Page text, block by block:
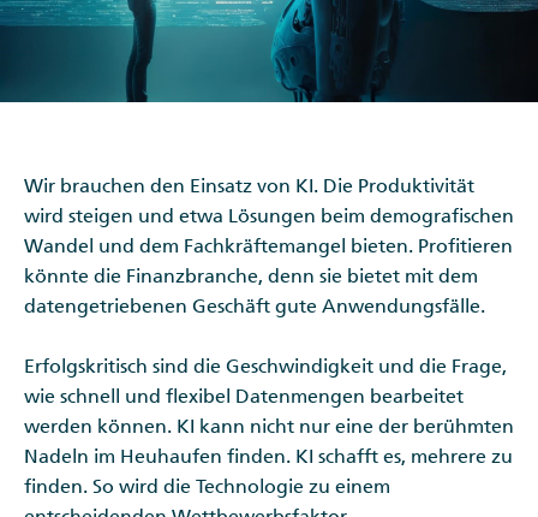
Wir brauchen den Einsatz von KI. Die Produktivität
wird steigen und etwa Lösungen beim demografischen
Wandel und dem Fachkräftemangel bieten. Profitieren
könnte die Finanzbranche, denn sie bietet mit dem
datengetriebenen Geschäft gute Anwendungsfälle.
Erfolgskritisch sind die Geschwindigkeit und die Frage,
wie schnell und flexibel Datenmengen bearbeitet
werden können. KI kann nicht nur eine der berühmten
Nadeln im Heuhaufen finden. KI schafft es, mehrere zu
finden. So wird die Technologie zu einem